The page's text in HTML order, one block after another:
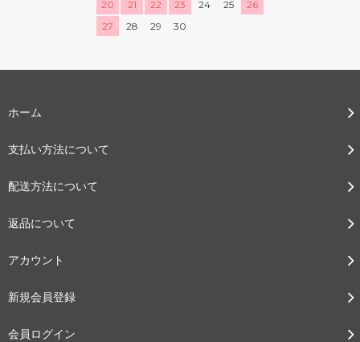
20
21 22 23 24 25
26
27
28 29 30
ホーム
支払い方法について
配送方法について
返品について
アカウント
新規会員登録
会員ログイン